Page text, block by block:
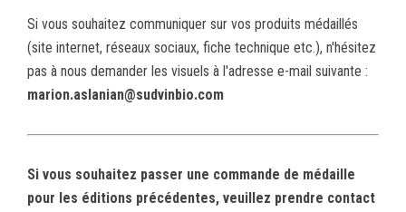
Si vous souhaitez communiquer sur vos produits médaillés
(site internet, réseaux sociaux, fiche technique etc.), n'hésitez
pas à nous demander les visuels à l'adresse e-mail suivante :
marion.aslanian@sudvinbio.com
Si vous souhaitez passer une commande de médaille
pour les éditions précédentes, veuillez prendre contact